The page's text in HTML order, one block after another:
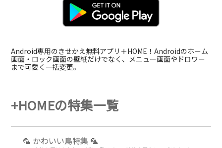
Android専用のきせかえ無料アプリ＋HOME！Androidのホーム
画面・ロック画面の壁紙だけでなく、メニュー画面やドロワー
まで可愛く一括変更。
+HOMEの特集一覧
🦜 かわいい鳥特集 🦜